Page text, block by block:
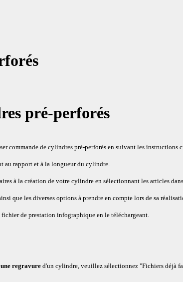
pré-perforés
commande de cylindres pré-perforés en suivant les instructions
au rapport et à la longueur du cylindre.
à la création de votre cylindre en sélectionnant les articles
que les diverses options à prendre en compte lors de sa
de prestation infographique en le téléchargeant
regravured'un cylindre, veuillez sélectionnez "Fichiers déjà